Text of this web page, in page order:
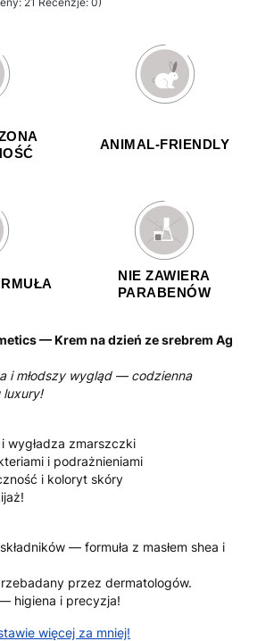
ANIMAL-FRIENDLY
NIE ZAWIERA
PARABENÓW
— Krem na dzień ze srebrem Ag
i młodszy wygląd — codzienna
luxury!
wygładza zmarszczki
i podrażnieniami
i koloryt skóry
— formuła z masłem shea i
przez dermatologów.
higiena i precyzja!
więcej za mniej!